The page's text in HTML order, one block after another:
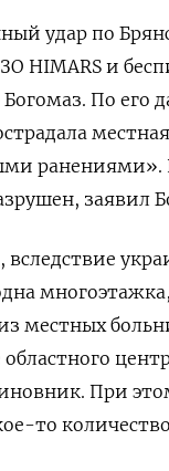
удар по
HIMARS и
По его
заявил
местных
При
то